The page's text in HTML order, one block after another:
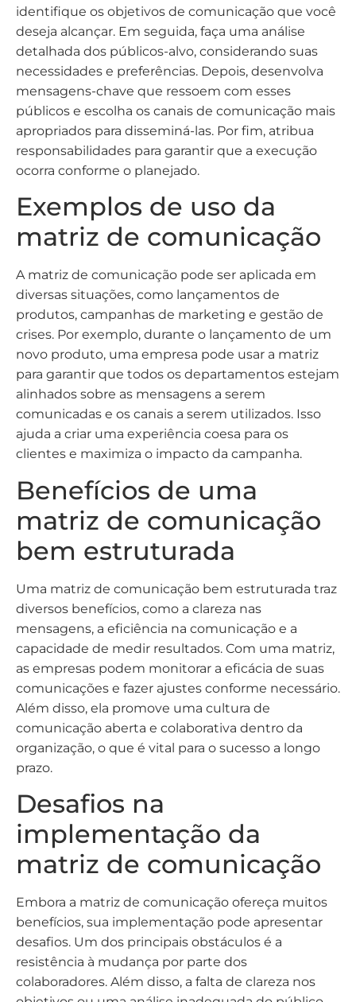
identifique os objetivos de comunicação que você
deseja alcançar. Em seguida, faça uma análise
detalhada dos públicos-alvo, considerando suas
necessidades e preferências. Depois, desenvolva
mensagens-chave que ressoem com esses
públicos e escolha os canais de comunicação mais
apropriados para disseminá-las. Por fim, atribua
responsabilidades para garantir que a execução
ocorra conforme o planejado.
Exemplos de uso da
matriz de comunicação
A matriz de comunicação pode ser aplicada em
diversas situações, como lançamentos de
produtos, campanhas de marketing e gestão de
crises. Por exemplo, durante o lançamento de um
novo produto, uma empresa pode usar a matriz
para garantir que todos os departamentos estejam
alinhados sobre as mensagens a serem
comunicadas e os canais a serem utilizados. Isso
ajuda a criar uma experiência coesa para os
clientes e maximiza o impacto da campanha.
Benefícios de uma
matriz de comunicação
bem estruturada
Uma matriz de comunicação bem estruturada traz
diversos benefícios, como a clareza nas
mensagens, a eficiência na comunicação e a
capacidade de medir resultados. Com uma matriz,
as empresas podem monitorar a eficácia de suas
comunicações e fazer ajustes conforme necessário.
Além disso, ela promove uma cultura de
comunicação aberta e colaborativa dentro da
organização, o que é vital para o sucesso a longo
prazo.
Desafios na
implementação da
matriz de comunicação
Embora a matriz de comunicação ofereça muitos
benefícios, sua implementação pode apresentar
desafios. Um dos principais obstáculos é a
resistência à mudança por parte dos
colaboradores. Além disso, a falta de clareza nos